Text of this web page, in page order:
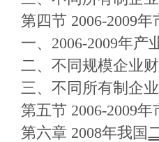
第四节 2006-2009年
一、2006-2009年产
二、不同规模企业财
三、不同所有制企业
第五节 2006-2009年
第六章 2008年我国